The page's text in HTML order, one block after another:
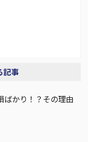
記事
ばかり！？その理由